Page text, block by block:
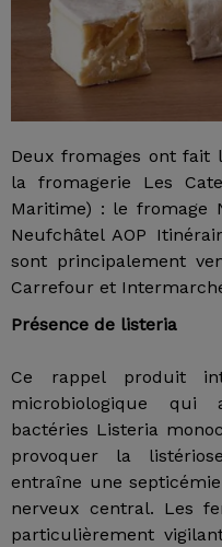
Deux fromages ont
la fromagerie Les
Maritime) : le fromage
Neufchâtel AOP
sont principalement
Carrefour et
Présence de listeria
Ce rappel produit
microbiologique
bactéries Listeria
provoquer la
entraîne une
nerveux central. Les
particulièrement